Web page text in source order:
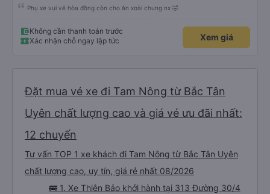
Phụ xe vui vẻ hòa đồng còn cho ăn xoài chung nx 🤣
Không cần thanh toán trước
Xác nhận chỗ ngay lập tức
Xem giá
Đặt mua vé xe đi Tam Nông từ Bắc Tân
Uyên chất lượng cao và giá vé ưu đãi nhất:
12 chuyến
Tư vấn TOP 1 xe khách đi Tam Nông từ Bắc Tân Uyên
chất lượng cao, uy tín, giá rẻ nhất 08/2026
🚌 1. Xe Thiên Bảo khởi hành tại 313 Đường 30/4